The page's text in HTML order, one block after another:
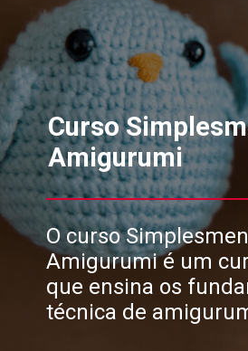
Curso
Amigurumi
O curso
Amigurumi é um
que ensina os
técnica de